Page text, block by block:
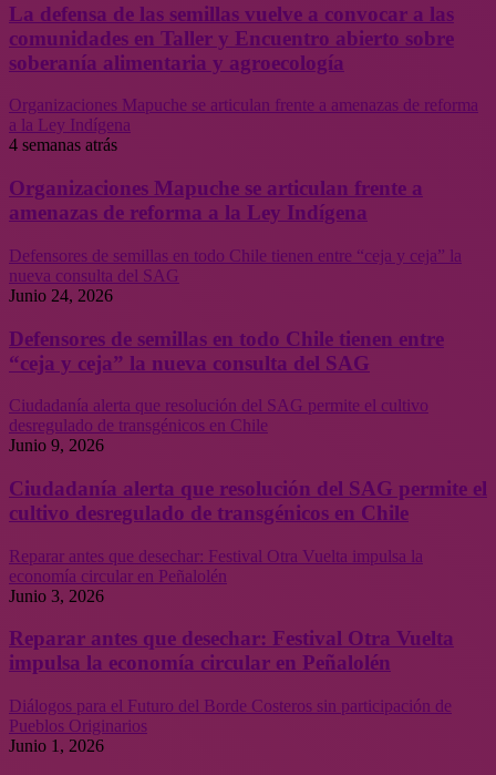
La defensa de las semillas vuelve a convocar a las
comunidades en Taller y Encuentro abierto sobre
soberanía alimentaria y agroecología
Organizaciones Mapuche se articulan frente a amenazas de reforma
a la Ley Indígena
4 semanas atrás
Organizaciones Mapuche se articulan frente a
amenazas de reforma a la Ley Indígena
Defensores de semillas en todo Chile tienen entre “ceja y ceja” la
nueva consulta del SAG
Junio 24, 2026
Defensores de semillas en todo Chile tienen entre
“ceja y ceja” la nueva consulta del SAG
Ciudadanía alerta que resolución del SAG permite el cultivo
desregulado de transgénicos en Chile
Junio 9, 2026
Ciudadanía alerta que resolución del SAG permite el
cultivo desregulado de transgénicos en Chile
Reparar antes que desechar: Festival Otra Vuelta impulsa la
economía circular en Peñalolén
Junio 3, 2026
Reparar antes que desechar: Festival Otra Vuelta
impulsa la economía circular en Peñalolén
Diálogos para el Futuro del Borde Costeros sin participación de
Pueblos Originarios
Junio 1, 2026